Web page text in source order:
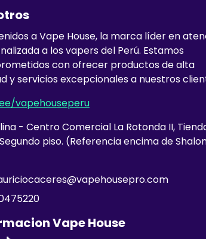
a Vape House, la marca líder en
a los vapers del Perú. Estamos
con ofrecer productos de alta
y servicios excepcionales a nuestros
vapehouseperu
- Centro Comercial La Rotonda II,
piso. (Referencia encima de
Vape House